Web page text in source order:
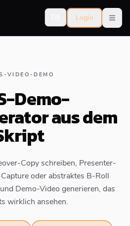
Login
VIDEO-DEMO
Demo-
aus dem
Copy schreiben, Presenter-
oder abstraktes B-Roll
Demo-Video generieren, das
wirklich ansehen.